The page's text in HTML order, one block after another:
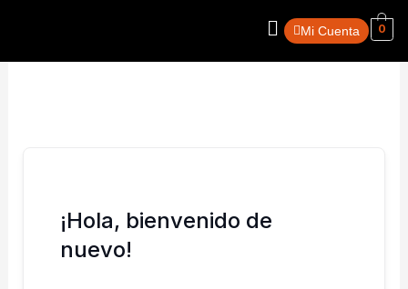
MenúMi Cuenta 0
¡Hola, bienvenido de
nuevo!